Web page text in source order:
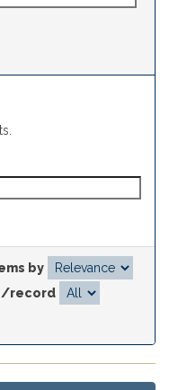
by
record